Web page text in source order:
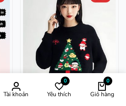
Tài khoản
0
Yêu thích
0
Giỏ hàng